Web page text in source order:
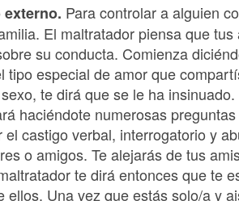
externo. Para controlar a alguien
El maltratador piensa que
su conducta. Comienza
tipo especial de amor que
te dirá que se le ha
haciéndote numerosas
castigo verbal, interrogatorio y
o amigos. Te alejarás de tus
te dirá entonces que te
ellos. Una vez que estás solo/a y